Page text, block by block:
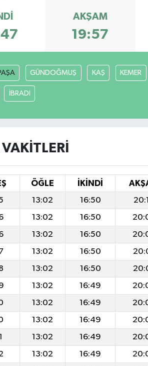
AKŞAM
19:57
GÜNDOĞMUŞ KAŞ KEMER
İBRADI
ÖĞLE İKINDI
13:02 16:50
13:02 16:50
13:02 16:50
13:02 16:50
13:02 16:50
13:02 16:49
13:02 16:49
13:02 16:49
13:02 16:49
13:02 16:49